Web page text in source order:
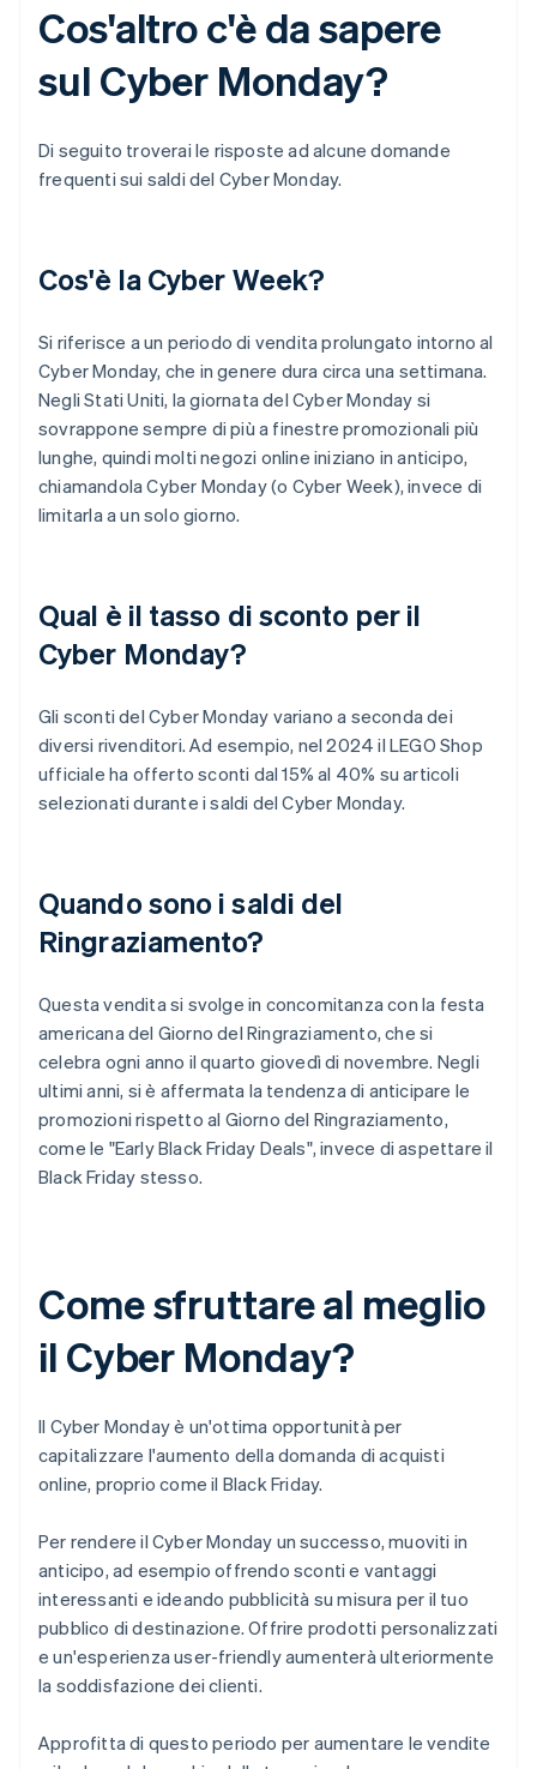
Cos'altro c'è da sapere
sul Cyber Monday?
Di seguito troverai le risposte ad alcune domande
frequenti sui saldi del Cyber Monday.
Cos'è la Cyber Week?
Si riferisce a un periodo di vendita prolungato intorno al
Cyber Monday, che in genere dura circa una settimana.
Negli Stati Uniti, la giornata del Cyber Monday si
sovrappone sempre di più a finestre promozionali più
lunghe, quindi molti negozi online iniziano in anticipo,
chiamandola Cyber Monday (o Cyber Week), invece di
limitarla a un solo giorno.
Qual è il tasso di sconto per il
Cyber Monday?
Gli sconti del Cyber Monday variano a seconda dei
diversi rivenditori. Ad esempio, nel 2024 il LEGO Shop
ufficiale ha offerto sconti dal 15% al 40% su articoli
selezionati durante i saldi del Cyber Monday.
Quando sono i saldi del
Ringraziamento?
Questa vendita si svolge in concomitanza con la festa
americana del Giorno del Ringraziamento, che si
celebra ogni anno il quarto giovedì di novembre. Negli
ultimi anni, si è affermata la tendenza di anticipare le
promozioni rispetto al Giorno del Ringraziamento,
come le "Early Black Friday Deals", invece di aspettare il
Black Friday stesso.
Come sfruttare al meglio
il Cyber Monday?
Il Cyber Monday è un'ottima opportunità per
capitalizzare l'aumento della domanda di acquisti
online, proprio come il Black Friday.
Per rendere il Cyber Monday un successo, muoviti in
anticipo, ad esempio offrendo sconti e vantaggi
interessanti e ideando pubblicità su misura per il tuo
pubblico di destinazione. Offrire prodotti personalizzati
e un'esperienza user-friendly aumenterà ulteriormente
la soddisfazione dei clienti.
Approfitta di questo periodo per aumentare le vendite